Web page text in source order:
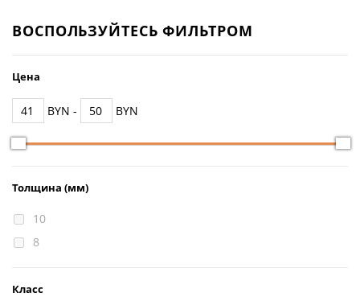
ВОСПОЛЬЗУЙТЕСЬ ФИЛЬТРОМ
Цена
BYN - BYN
Толщина (мм)
10
8
Класс